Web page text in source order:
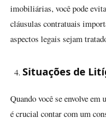
imobiliárias, você pode
cláusulas contratuais
aspectos legais sejam
Situações de
Quando você se envolve
é crucial contar com um